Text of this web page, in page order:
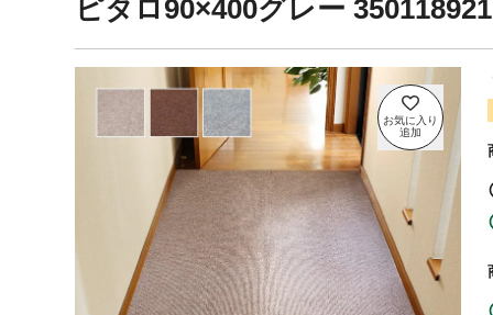
ピタロ90×400グレー